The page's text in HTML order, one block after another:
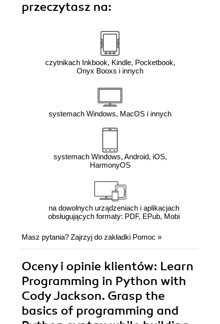
przeczytasz na:
czytnikach Inkbook, Kindle, Pocketbook,
Onyx Booxs i innych
systemach Windows, MacOS i innych
systemach Windows, Android, iOS,
HarmonyOS
na dowolnych urządzeniach i aplikacjach
obsługujących formaty: PDF, EPub, Mobi
Masz pytania? Zajrzyj do zakładki Pomoc »
Oceny i opinie klientów: Learn
Programming in Python with
Cody Jackson. Grasp the
basics of programming and